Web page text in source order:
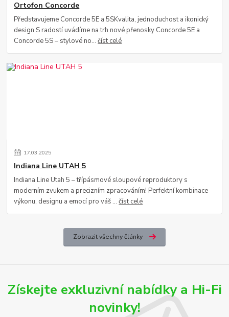
Ortofon Concorde
Představujeme Concorde 5E a 5SKvalita, jednoduchost a ikonický
design S radostí uvádíme na trh nové přenosky Concorde 5E a
Concorde 5S – stylové no...číst celé
17.03.2025
Indiana Line UTAH 5
Indiana Line Utah 5 – třípásmové sloupové reproduktory s
moderním zvukem a precizním zpracováním! Perfektní kombinace
výkonu, designu a emocí pro váš ...číst celé
Zobrazit všechny články
Získejte exkluzivní nabídky a Hi-Fi
novinky!